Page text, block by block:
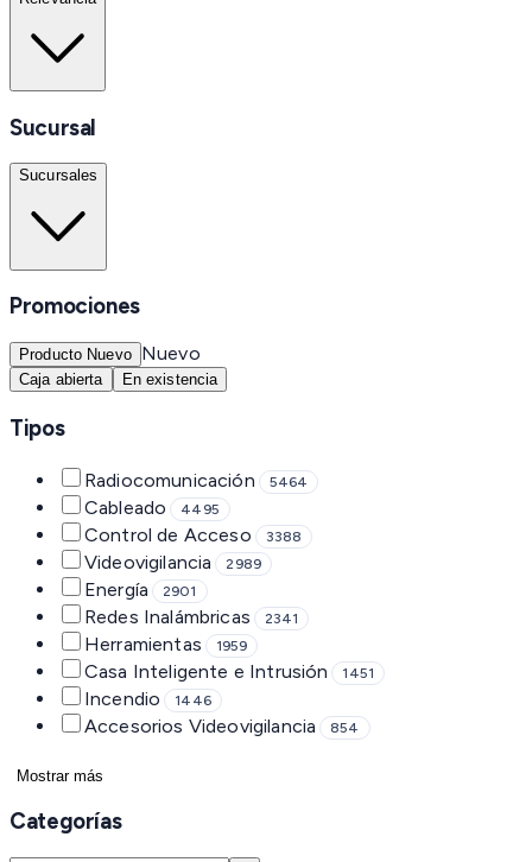
Sucursal
Sucursales
Promociones
Producto Nuevo Nuevo
Caja abierta En existencia
Tipos
Radiocomunicación 5464
Cableado 4495
Control de Acceso 3388
Videovigilancia 2989
Energía 2901
Redes Inalámbricas 2341
Herramientas 1959
Casa Inteligente e Intrusión 1451
Incendio 1446
Accesorios Videovigilancia 854
Mostrar más
Categorías